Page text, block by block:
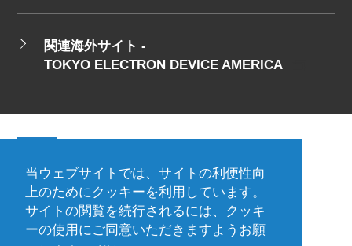
当ウェブサイトでは、サイトの利便性向
上のためにクッキーを利用しています。
サイトの閲覧を続行されるには、クッキ
ーの使用にご同意いただきますようお願
関連海外サイト -
TOKYO ELECTRON DEVICE AMERICA
会社概要 ご利用規約
プライバシーポリシー